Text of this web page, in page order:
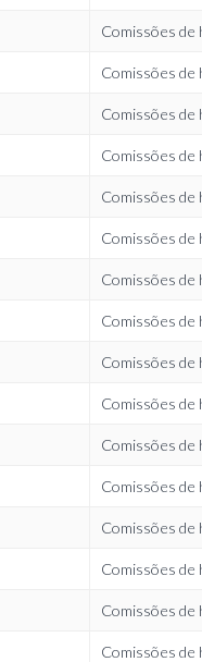
Comissões
Comissões
Comissões
Comissões
Comissões
Comissões
Comissões
Comissões
Comissões
Comissões
Comissões
Comissões
Comissões
Comissões
Comissões
Comissões